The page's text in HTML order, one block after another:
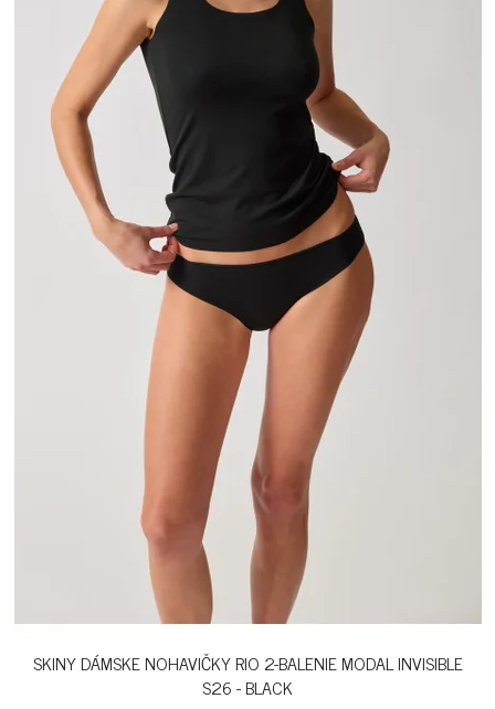
SKINY DÁMSKE NOHAVIČKY RIO 2-BALENIE MODAL INVISIBLE
S26 - BLACK